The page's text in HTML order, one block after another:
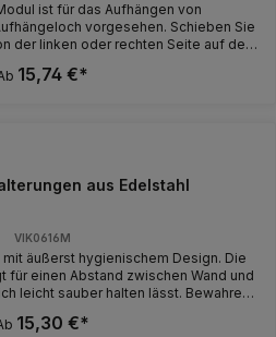
ist für das Aufhängen von
vorgesehen. Schieben Sie
der linken oder rechten Seite auf den
einem Durchmesser von 28-33 mm
15,74 €*
aus Edelstahl
VIK0616M
äußerst hygienischem Design. Die
für einen Abstand zwischen Wand und
leicht sauber halten lässt. Bewahren
zu erhöhen.
15,30 €*